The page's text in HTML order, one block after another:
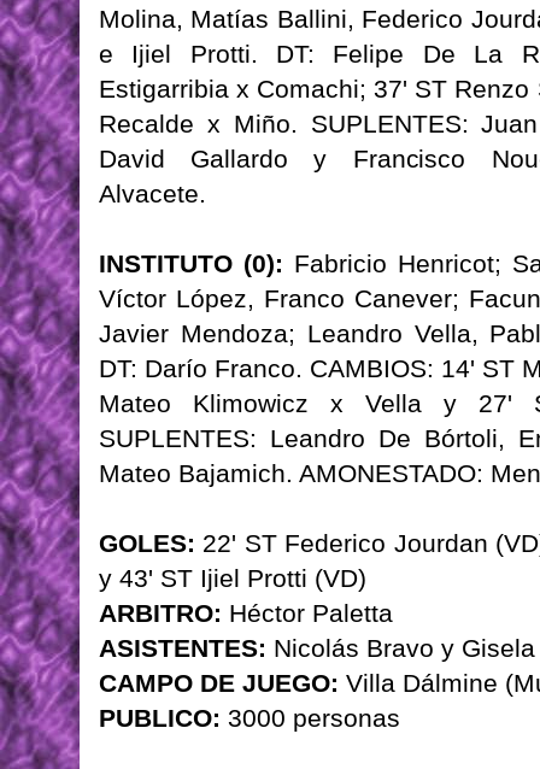
Molina, Matías Ballini, Federico
e Ijiel Protti. DT: Felipe De La
Estigarribia x Comachi; 37' ST
Recalde x Miño. SUPLENTES:
David Gallardo y Francisco
Alvacete.
INSTITUTO (0): Fabricio Henricot;
Víctor López, Franco Canever;
Javier Mendoza; Leandro Vella,
DT: Darío Franco. CAMBIOS: 14' ST
Mateo Klimowicz x Vella y 27'
SUPLENTES: Leandro De Bórtoli,
Mateo Bajamich. AMONESTADO:
GOLES: 22' ST Federico Jourdan
y 43' ST Ijiel Protti (VD)
ARBITRO: Héctor Paletta
ASISTENTES: Nicolás Bravo y
CAMPO DE JUEGO: Villa Dálmine
PUBLICO: 3000 personas